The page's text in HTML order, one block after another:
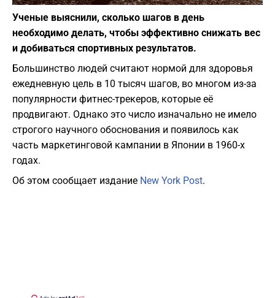
Ученые выяснили, сколько шагов в день
необходимо делать, чтобы эффективно снижать вес
и добиваться спортивных результатов.
Большинство людей считают нормой для здоровья
ежедневную цель в 10 тысяч шагов, во многом из-за
популярности фитнес-трекеров, которые её
продвигают. Однако это число изначально не имело
строгого научного обоснования и появилось как
часть маркетинговой кампании в Японии в 1960-х
годах.
Об этом сообщает издание New York Post.